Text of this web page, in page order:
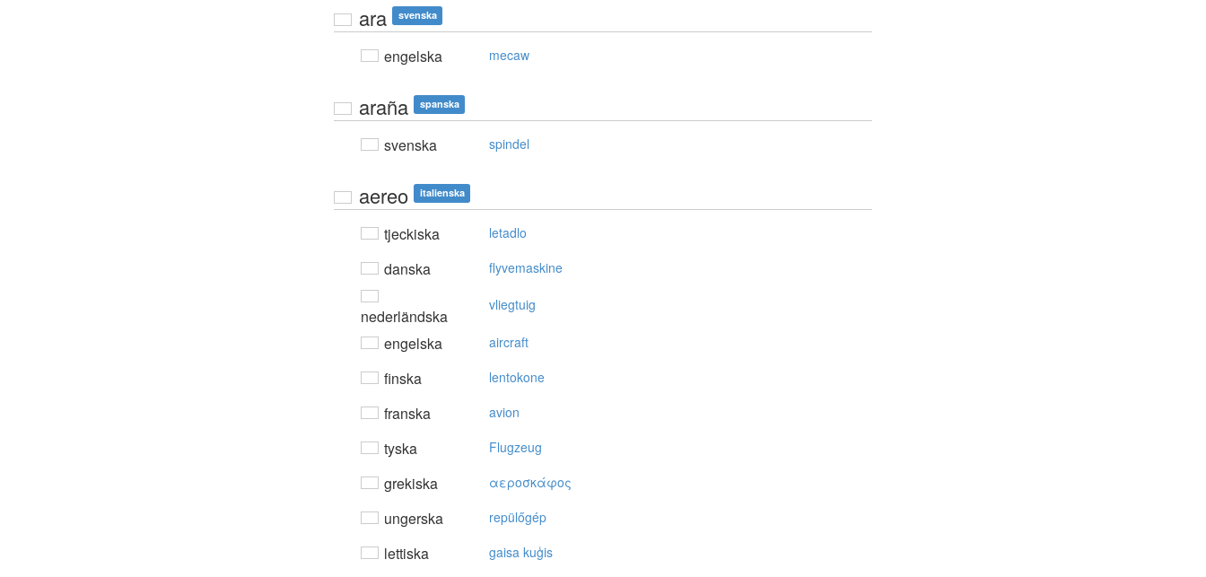
ara svenska
engelska mecaw
araña spanska
svenska spindel
aereo italienska
tjeckiska letadlo
danska flyvemaskine
nederländska
vliegtuig
engelska aircraft
finska lentokone
franska avion
tyska Flugzeug
grekiska αερoσκάφoς
ungerska repülőgép
lettiska gaisa kuģis